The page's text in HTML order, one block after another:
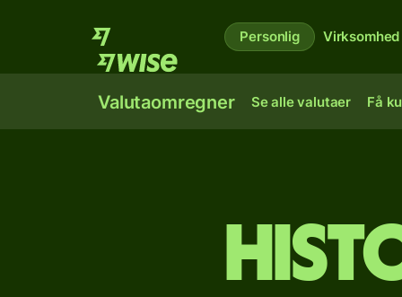
Personlig Virksomhed
Valutaomregner Se alle valutaer Få